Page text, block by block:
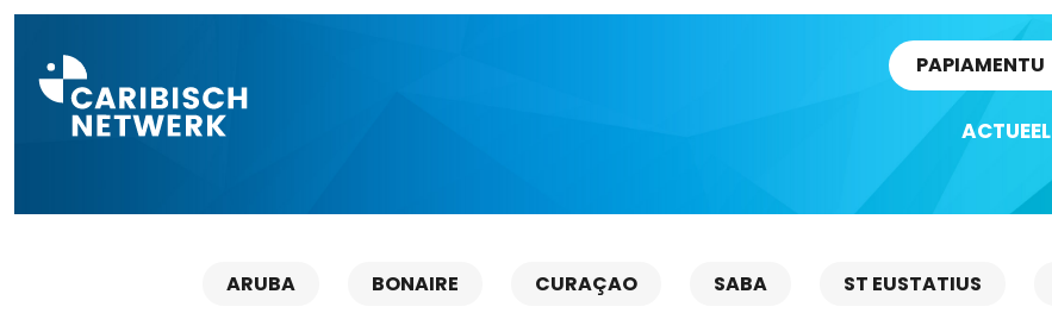
PAPIAMENTU
ACTUEEL
ARUBA BONAIRE CURAÇAO SABA ST EUSTATIUS